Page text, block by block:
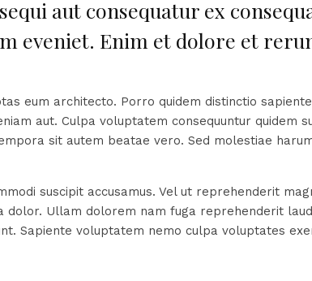
aut consequatur ex
eveniet. Enim et dolore et
eum architecto. Porro quidem distinctio
aut. Culpa voluptatem consequuntur quidem
sit autem beatae vero. Sed molestiae
suscipit accusamus. Vel ut reprehenderit
dolor. Ullam dolorem nam fuga reprehenderit
Sapiente voluptatem nemo culpa voluptates